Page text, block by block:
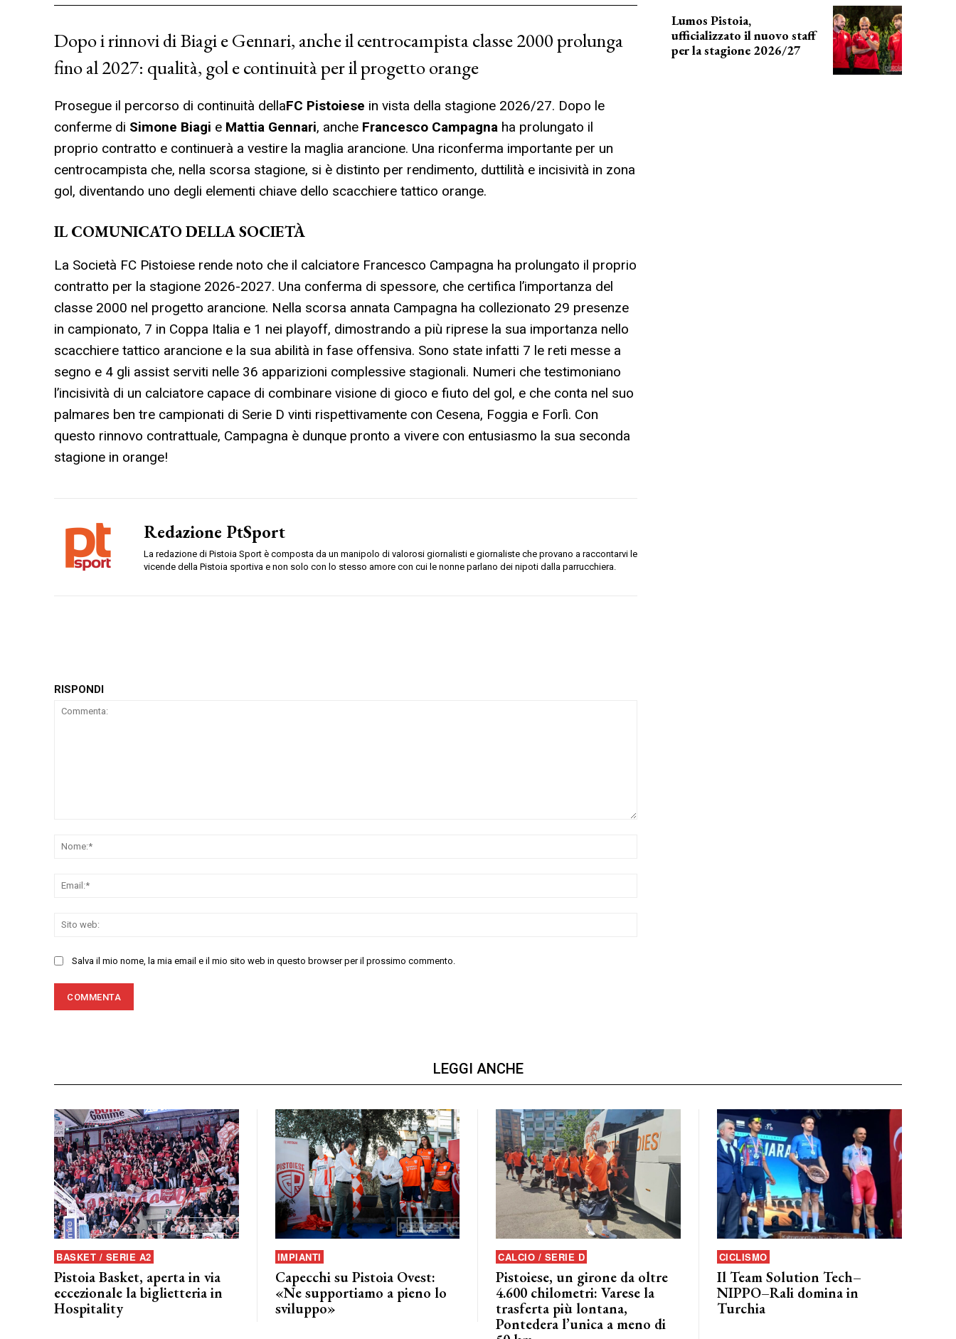
Dopo i rinnovi di Biagi e Gennari, anche il centrocampista classe 2000 prolunga
fino al 2027: qualità, gol e continuità per il progetto orange
Prosegue il percorso di continuità dellaFC Pistoiese in vista della stagione 2026/27. Dopo le
conferme di Simone Biagi e Mattia Gennari, anche Francesco Campagna ha prolungato il
proprio contratto e continuerà a vestire la maglia arancione. Una riconferma importante per un
centrocampista che, nella scorsa stagione, si è distinto per rendimento, duttilità e incisività in zona
gol, diventando uno degli elementi chiave dello scacchiere tattico orange.
IL COMUNICATO DELLA SOCIETÀ
La Società FC Pistoiese rende noto che il calciatore Francesco Campagna ha prolungato il proprio
contratto per la stagione 2026-2027. Una conferma di spessore, che certifica l’importanza del
classe 2000 nel progetto arancione. Nella scorsa annata Campagna ha collezionato 29 presenze
in campionato, 7 in Coppa Italia e 1 nei playoff, dimostrando a più riprese la sua importanza nello
scacchiere tattico arancione e la sua abilità in fase offensiva. Sono state infatti 7 le reti messe a
segno e 4 gli assist serviti nelle 36 apparizioni complessive stagionali. Numeri che testimoniano
l’incisività di un calciatore capace di combinare visione di gioco e fiuto del gol, e che conta nel suo
palmares ben tre campionati di Serie D vinti rispettivamente con Cesena, Foggia e Forlì. Con
questo rinnovo contrattuale, Campagna è dunque pronto a vivere con entusiasmo la sua seconda
stagione in orange!
Redazione PtSport
La redazione di Pistoia Sport è composta da un manipolo di valorosi giornalisti e giornaliste che provano a raccontarvi le
vicende della Pistoia sportiva e non solo con lo stesso amore con cui le nonne parlano dei nipoti dalla parrucchiera.
RISPONDI
Salva il mio nome, la mia email e il mio sito web in questo browser per il prossimo commento.
Lumos Pistoia,
ufficializzato il nuovo staff
per la stagione 2026/27
LEGGI ANCHE
BASKET / SERIE A2
Pistoia Basket, aperta in via
eccezionale la biglietteria in
Hospitality
IMPIANTI
Capecchi su Pistoia Ovest:
«Ne supportiamo a pieno lo
sviluppo»
CALCIO / SERIE D
Pistoiese, un girone da oltre
4.600 chilometri: Varese la
trasferta più lontana,
Pontedera l’unica a meno di
CICLISMO
Il Team Solution Tech–
NIPPO–Rali domina in
Turchia